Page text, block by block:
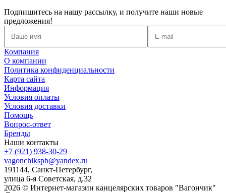
Подпишитесь на нашу рассылку, и получите наши новые
предложения!
Компания
О компании
Политика конфиденциальности
Карта сайта
Информация
Условия оплаты
Условия доставки
Помощь
Вопрос-ответ
Бренды
Наши контакты
+7 (921) 938-30-29
vagonchikspb@yandex.ru
191144, Санкт-Петербург,
улица 6-я Советская, д.32
2026 © Интернет-магазин канцелярских товаров "Вагончик"